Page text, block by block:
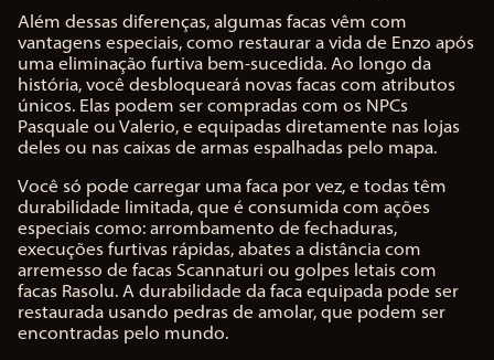
Além dessas diferenças, algumas facas vêm com
vantagens especiais, como restaurar a vida de Enzo após
uma eliminação furtiva bem-sucedida. Ao longo da
história, você desbloqueará novas facas com atributos
únicos. Elas podem ser compradas com os NPCs
Pasquale ou Valerio, e equipadas diretamente nas lojas
deles ou nas caixas de armas espalhadas pelo mapa.
Você só pode carregar uma faca por vez, e todas têm
durabilidade limitada, que é consumida com ações
especiais como: arrombamento de fechaduras,
execuções furtivas rápidas, abates a distância com
arremesso de facas Scannaturi ou golpes letais com
facas Rasolu. A durabilidade da faca equipada pode ser
restaurada usando pedras de amolar, que podem ser
encontradas pelo mundo.